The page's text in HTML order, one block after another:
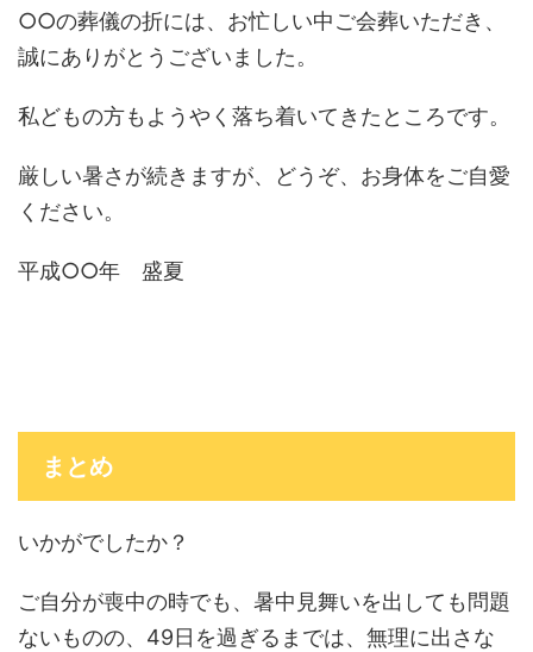
○○の葬儀の折には、お忙しい中ご会葬いただき、
誠にありがとうございました。
私どもの方もようやく落ち着いてきたところです。
厳しい暑さが続きますが、どうぞ、お身体をご自愛
ください。
平成○○年 盛夏
まとめ
いかがでしたか？
ご自分が喪中の時でも、暑中見舞いを出しても問題
ないものの、49日を過ぎるまでは、無理に出さな